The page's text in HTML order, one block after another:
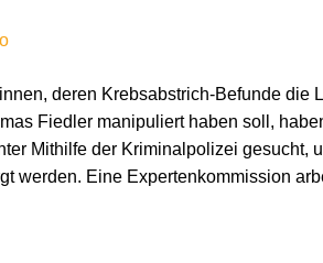
deren Krebsabstrich-Befunde die
Fiedler manipuliert haben soll,
Mithilfe der Kriminalpolizei gesucht,
werden. Eine Expertenkommission